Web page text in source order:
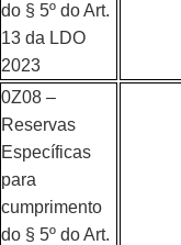
do § 5º do Art.
13 da LDO
2023
0Z08 –
Reservas
Específicas
para
cumprimento
do § 5º do Art.